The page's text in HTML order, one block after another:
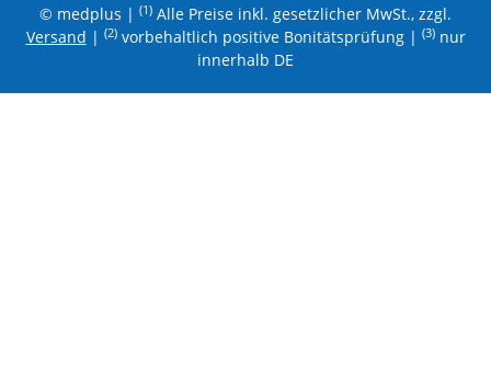
© medplus | (1) Alle Preise inkl. gesetzlicher MwSt., zzgl.
Versand | (2)vorbehaltlich positive Bonitätsprüfung | (3)nur
innerhalb DE